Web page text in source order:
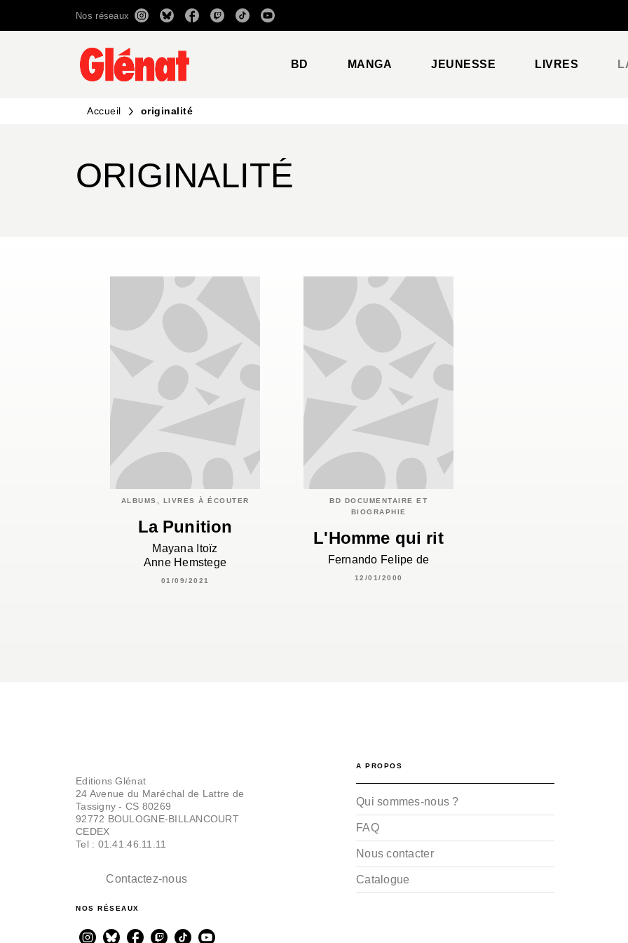
RECHERCHE CONTENU
Nos réseaux
BD MANGA JEUNESSE LIVRES
Accueil originalité
ORIGINALITÉ
ALBUMS, LIVRES À ÉCOUTER
La Punition
Mayana Itoïz
Anne Hemstege
01/09/2021
BD DOCUMENTAIRE ET
BIOGRAPHIE
L'Homme qui rit
Fernando Felipe de
12/01/2000
Editions Glénat
24 Avenue du Maréchal de Lattre de
Tassigny - CS 80269
92772 BOULOGNE-BILLANCOURT
CEDEX
Tel : 01.41.46.11.11
Contactez-nous
NOS RÉSEAUX
A PROPOS
Qui sommes-nous ?
FAQ
Nous contacter
Catalogue